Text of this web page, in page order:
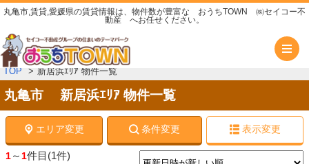
丸亀市,賃貸,愛媛県の賃貸情報は、物件数が豊富な おうちTOWN ㈱セイコー不
動産 へお任せください。
TOP 新居浜ｴﾘｱ 物件一覧
丸亀市 新居浜ｴﾘｱ 物件一覧
エリア変更 条件変更 表示変更
1～1件目 (1件)